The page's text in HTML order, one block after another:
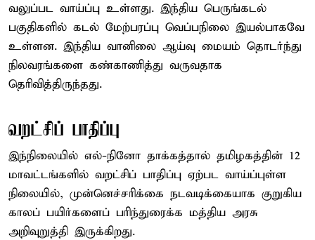
வலுப்பட வாய்ப்பு உள்ளது. இந்திய பெருங்கடல்
பகுதிகளில் கடல் மேற்பரப்பு வெப்பநிலை இயல்பாகவே
உள்ளன. இந்திய வானிலை ஆய்வு மையம் தொடர்ந்து
நிலவரங்களை கண்காணித்து வருவதாக
தெரிவித்திருந்தது.
வறட்சிப் பாதிப்பு
இந்நிலையில் எல்-நினோ தாக்கத்தால் தமிழகத்தின் 12
மாவட்டங்களில் வறட்சிப் பாதிப்பு ஏற்பட வாய்ப்புள்ள
நிலையில், முன்னெச்சரிக்கை நடவடிக்கையாக குறுகிய
காலப் பயிர்களைப் பரிந்துரைக்க மத்திய அரசு
அறிவுறுத்தி இருக்கிறது.